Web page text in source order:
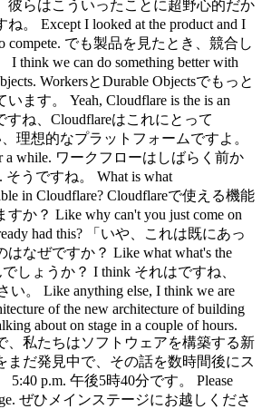
彼らはこういったことに超野心的だか
。 Except I looked at the product and I
compete. でも製品を見たとき、競合し
think we can do something better with
WorkersとDurable Objectsでもっと
ます。 Yeah, Cloudflare is the is an
すね、Cloudflareはこれにとって
理想的なプラットフォームですよ。
a while. ワークフローはしばらく前か
うですね。 What is what
in Cloudflare? Cloudflareで使える機能
か？ Like why can't you just come on
had this? 「いや、これは既にあっ
なぜですか？ Like what what's the
しょうか？ I think それはですね、
い。 Like anything else, I think we are
of the new architecture of building
about on stage in a couple of hours.
、私たちはソフトウェアを構築する新
まだ発見中で、その話を数時間後にス
5:40 p.m. 午後5時40分です。 Please
ぜひメインステージにお越しくださ